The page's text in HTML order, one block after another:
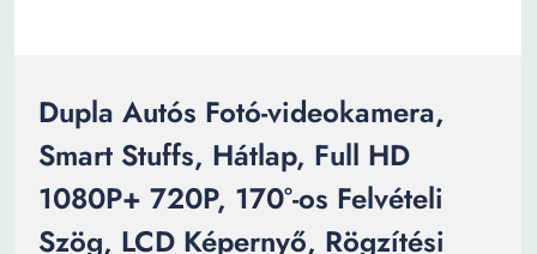
Dupla Autós Fotó-videokamera,
Smart Stuffs, Hátlap, Full HD
1080P+ 720P, 170°-os Felvételi
Szög, LCD Képernyő, Rögzítési